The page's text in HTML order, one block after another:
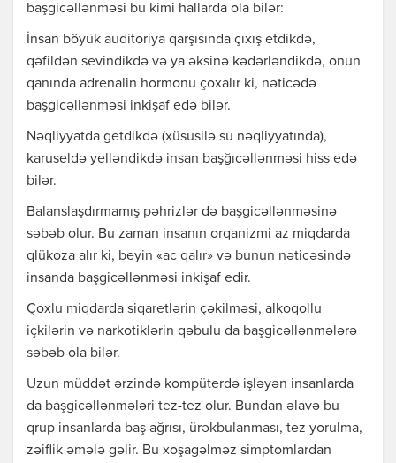
başgicəllənməsi bu kimi hallarda ola bilər:
İnsan böyük auditoriya qarşısında çıxış etdikdə,
qəfildən sevindikdə və ya əksinə kədərləndikdə, onun
qanında adrenalin hormonu çoxalır ki, nəticədə
başgicəllənməsi inkişaf edə bilər.
Nəqliyyatda getdikdə (xüsusilə su nəqliyyatında),
karuseldə yelləndikdə insan başğıcəllənməsi hiss edə
bilər.
Balanslaşdırmamış pəhrizlər də başgicəllənməsinə
səbəb olur. Bu zaman insanın orqanizmi az miqdarda
qlükoza alır ki, beyin «ac qalır» və bunun nəticəsində
insanda başgicəllənməsi inkişaf edir.
Çoxlu miqdarda siqaretlərin çəkilməsi, alkoqollu
içkilərin və narkotiklərin qəbulu da başgicəllənmələrə
səbəb ola bilər.
Uzun müddət ərzində kompüterdə işləyən insanlarda
da başgicəllənmələri tez-tez olur. Bundan əlavə bu
qrup insanlarda baş ağrısı, ürəkbulanması, tez yorulma,
zəiflik əmələ gəlir. Bu xoşagəlməz simptomlardan